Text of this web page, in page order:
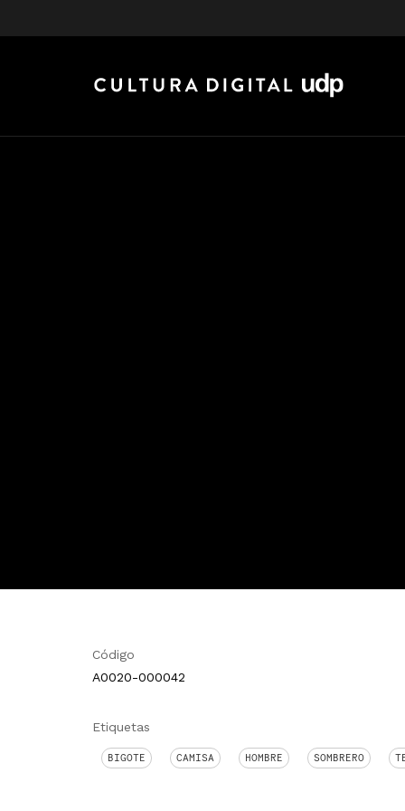
Código
A0020-000042
Etiquetas
BIGOTE CAMISA HOMBRE SOMBRERO